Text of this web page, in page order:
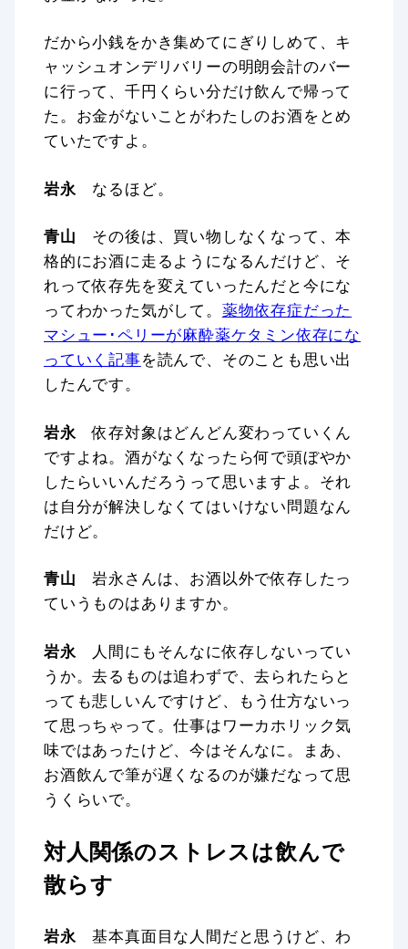
だから小銭をかき集めてにぎりしめて、キ
ャッシュオンデリバリーの明朗会計のバー
に行って、千円くらい分だけ飲んで帰って
た。お金がないことがわたしのお酒をとめ
ていたですよ。
岩永なるほど。
青山 その後は、買い物しなくなって、本
格的にお酒に走るようになるんだけど、そ
れって依存先を変えていったんだと今にな
ってわかった気がして。 薬物依存症だった
マシュー･ペリーが麻酔薬ケタミン依存にな
っていく記事を読んで、そのことも思い出
したんです。
岩永依存対象はどんどん変わっていくん
ですよね。酒がなくなったら何で頭ぼやか
したらいいんだろうって思いますよ。それ
は自分が解決しなくてはいけない問題なん
だけど。
青山 岩永さんは、お酒以外で依存したっ
ていうものはありますか。
岩永人間にもそんなに依存しないってい
うか。去るものは追わずで、去られたらと
っても悲しいんですけど、もう仕方ないっ
て思っちゃって。仕事はワーカホリック気
味ではあったけど、今はそんなに。まあ、
お酒飲んで筆が遅くなるのが嫌だなって思
うくらいで。
対人関係のストレスは飲んで
散らす
岩永基本真面目な人間だと思うけど、わ